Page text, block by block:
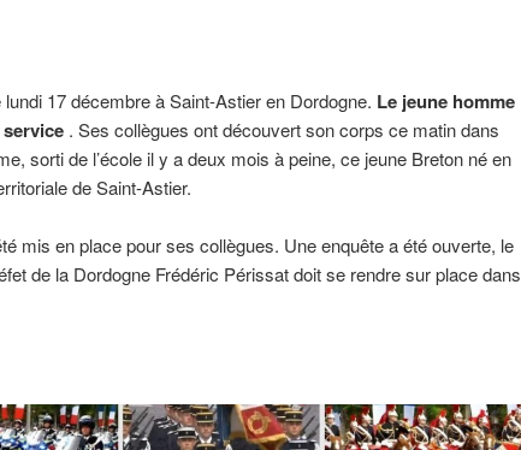
17 décembre à Saint-Astier en Dordogne. Le jeune homme
. Ses collègues ont découvert son corps ce matin dans
sorti de l’école il y a deux mois à peine, ce jeune Breton né en
de Saint-Astier.
mis en place pour ses collègues. Une enquête a été ouverte, le
de la Dordogne Frédéric Périssat doit se rendre sur place dans